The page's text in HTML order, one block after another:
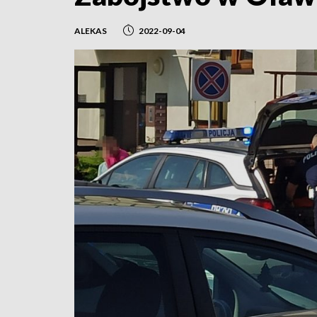
ALEKAS 2022-09-04